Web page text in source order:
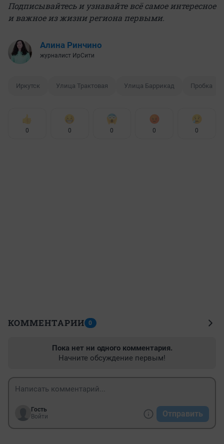
Подписывайтесь и узнавайте всё самое интересное
и важное из жизни региона первыми.
Алина Ринчино
журналист ИрСити
Иркутск Улица Трактовая Улица Баррикад Пробка
0 0 0 0 0
КОММЕНТАРИИ 0
Пока нет ни одного комментария.
Начните обсуждение первым!
Гость
Войти
Отправить